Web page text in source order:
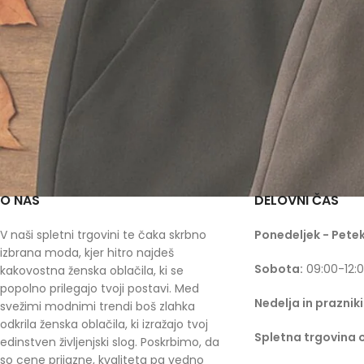
O NAS
V naši spletni trgovini te čaka skrbno
izbrana moda, kjer hitro najdeš
kakovostna ženska oblačila, ki se
popolno prilegajo tvoji postavi. Med
svežimi modnimi trendi boš zlahka
odkrila ženska oblačila, ki izražajo tvoj
edinstven življenjski slog. Poskrbimo, da
so cene prijazne, kvaliteta pa vedno
DELOVNI ČAS
Ponedeljek -
Sobota: 09:00-
Nedelja in
Spletna trgovina